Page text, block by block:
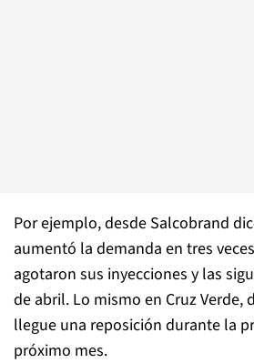
Por ejemplo, desde Salcobrand
aumentó la demanda en tres
agotaron sus inyecciones y las
de abril. Lo mismo en Cruz Verde,
llegue una reposición durante la
próximo mes.